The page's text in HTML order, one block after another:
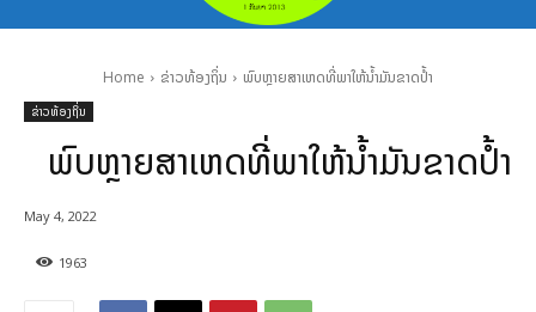
Home ຂ່າວທ້ອງຖິ່ນ ພົບຫຼາຍສາເຫດທີ່ພາໃຫ້ນໍ້າມັນຂາດປໍ້າ
ຂ່າວທ້ອງຖິ່ນ
ພົບຫຼາຍສາເຫດທີ່ພາໃຫ້ນໍ້າມັນຂາດປໍ້າ
1963
May 4, 2022